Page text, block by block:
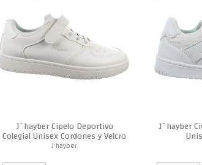
J´hayber Cipelo Deportivo
Colegial Unisex Cordones y Velcro
J'hayber
J´hayber